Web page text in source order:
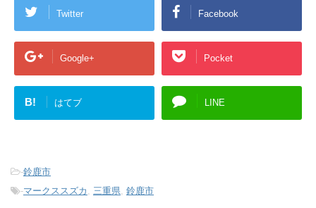
Twitter Facebook
Google+ Pocket
B! はてブ LINE
-鈴鹿市
-マークススズカ 三重県 鈴鹿市